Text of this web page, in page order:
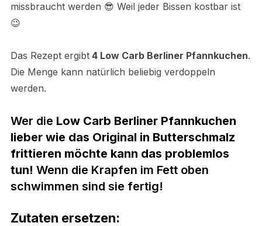
missbraucht werden 😎 Weil jeder Bissen kostbar ist
😉
Das Rezept ergibt4 Low Carb Berliner Pfannkuchen.
Die Menge kann natürlich beliebig verdoppeln
werden.
Wer die Low Carb Berliner Pfannkuchen
lieber wie das Original in Butterschmalz
frittieren möchte kann das problemlos
tun! Wenn die Krapfen im Fett oben
schwimmen sind sie fertig!
Zutaten ersetzen: